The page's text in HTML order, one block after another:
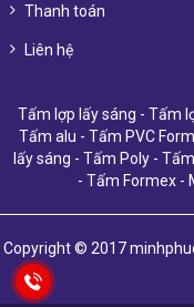
Thanh toán
Liên hệ
Tấm lợp lấy sáng - Tấm
Tấm alu - Tấm PVC
lấy sáng - Tấm Poly-
-Tấm Formex -
Copyright © 2017